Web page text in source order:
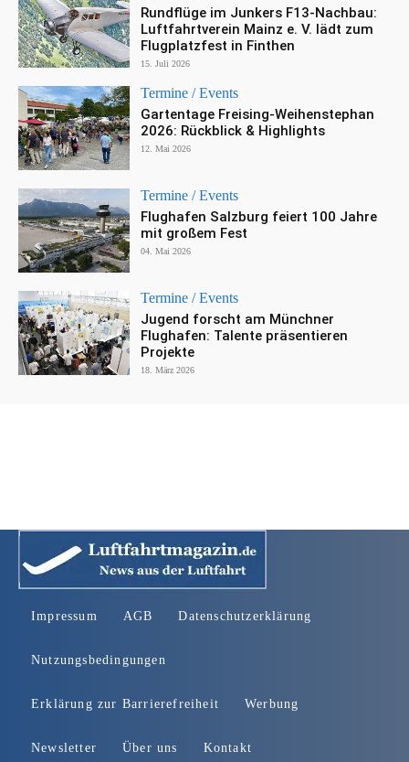
Rundflüge im Junkers F13-Nachbau:
Luftfahrtverein Mainz e. V. lädt zum
Flugplatzfest in Finthen
15. Juli 2026
Termine / Events
Gartentage Freising-Weihenstephan
2026: Rückblick & Highlights
12. Mai 2026
Termine / Events
Flughafen Salzburg feiert 100 Jahre
mit großem Fest
04. Mai 2026
Termine / Events
Jugend forscht am Münchner
Flughafen: Talente präsentieren
Projekte
18. März 2026
Impressum AGB Datenschutzerklärung
Nutzungsbedingungen
Erklärung zur Barrierefreiheit Werbung
Newsletter Über uns Kontakt